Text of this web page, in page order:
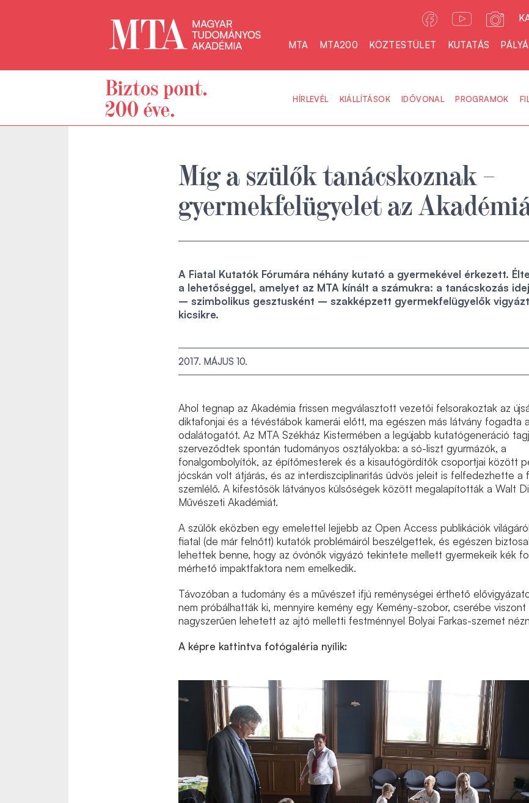
MTA MTA200 KÖZTESTÜLET KUTATÁS
HÍRLEVÉL KIÁLLÍTÁSOK IDŐVONAL PROGRAMOK
Míg a szülők tanácskoznak –
gyermekfelügyelet az
A Fiatal Kutatók Fórumára néhány kutató a gyermekével érkezett.
a lehetőséggel, amelyet az MTA kínált a számukra: a tanácskozás
– szimbolikus gesztusként – szakképzett gyermekfelügyelők
kicsikre.
2017. MÁJUS 10.
Ahol tegnap az Akadémia frissen megválasztott vezetői felsorakoztak az
diktafonjai és a tévéstábok kamerái előtt, ma egészen más látvány fogadta
odalátogatót. Az MTA Székház Kistermében a legújabb kutatógeneráció
szerveződtek spontán tudományos osztályokba: a só-liszt gyurmázók, a
fonalgombolyítók, az építőmesterek és a kisautógördítők csoportjai között
jócskán volt átjárás, és az interdiszciplinaritás üdvös jeleit is felfedezhette a
szemlélő. A kifestősök látványos külsőségek között megalapították a Walt
Művészeti Akadémiát.
A szülők eközben egy emelettel lejjebb az Open Access publikációk
fiatal (de már felnőtt) kutatók problémáiról beszélgettek, és egészen
lehettek benne, hogy az óvónők vigyázó tekintete mellett gyermekeik kék
mérhető impaktfaktora nem emelkedik.
Távozóban a tudomány és a művészet ifjú reménységei érthető
nem próbálhatták ki, mennyire kemény egy Kemény-szobor, cserébe viszont
nagyszerűen lehetett az ajtó melletti festménnyel Bolyai Farkas-szemet
A képre kattintva fotógaléria nyílik: